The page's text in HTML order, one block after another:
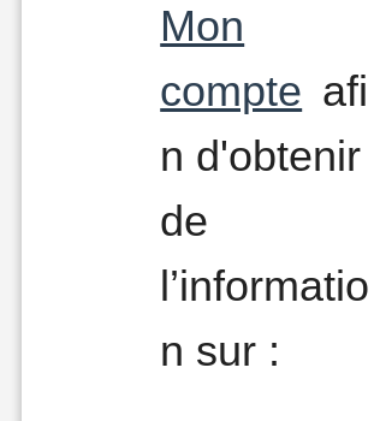
Mon
compte afi
n d'obtenir
de
l’informatio
n sur :